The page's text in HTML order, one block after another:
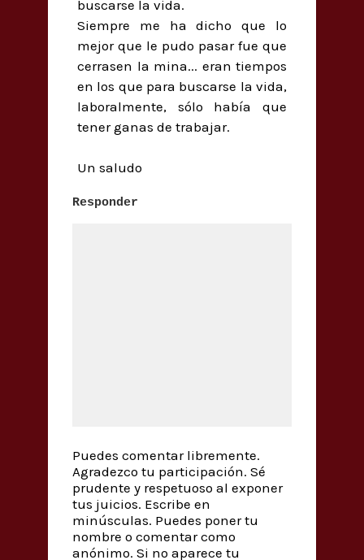
buscarse la vida.
Siempre me ha dicho que lo
mejor que le pudo pasar fue que
cerrasen la mina... eran tiempos
en los que para buscarse la vida,
laboralmente, sólo había que
tener ganas de trabajar.
Un saludo
Responder
Puedes comentar libremente.
Agradezco tu participación. Sé
prudente y respetuoso al exponer
tus juicios. Escribe en
minúsculas. Puedes poner tu
nombre o comentar como
anónimo. Si no aparece tu